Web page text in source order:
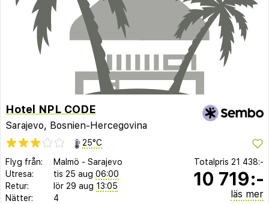
Hotel NPL CODE
Sarajevo, Bosnien-Hercegovina
25°C
Flyg från:
Malmö - Sarajevo
Utresa:
tis 25 aug 06:00
Retur:
lör 29 aug 13:05
Nätter:
4
Totalpris 21 438:-
10 719:-
läs mer